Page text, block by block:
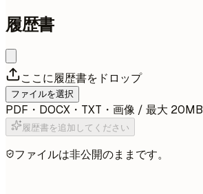
履歴書
ここに履歴書をドロップ
ファイルを選択
PDF・DOCX・TXT・画像 / 最大 20MB
履歴書を追加してください
ファイルは非公開のままです。